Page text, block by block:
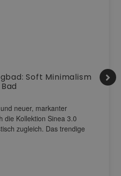
Soft Minimalism
neuer, markanter
die Kollektion Sinea 3.0
zugleich. Das trendige